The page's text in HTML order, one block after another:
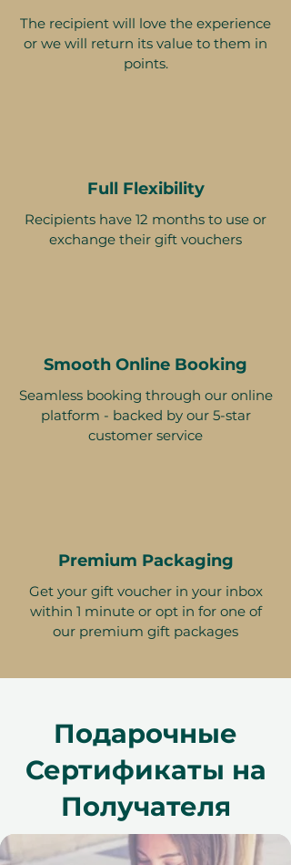
The recipient will love the experience
or we will return its value to them in
points.
Full Flexibility
Recipients have 12 months to use or
exchange their gift vouchers
Smooth Online Booking
Seamless booking through our online
platform - backed by our 5-star
customer service
Premium Packaging
Get your gift voucher in your inbox
within 1 minute or opt in for one of
our premium gift packages
Подарочные
Сертификаты на
Получателя